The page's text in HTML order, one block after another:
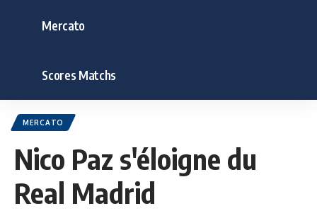
Mercato
Scores Matchs
MERCATO
Nico Paz s'éloigne du
Real Madrid